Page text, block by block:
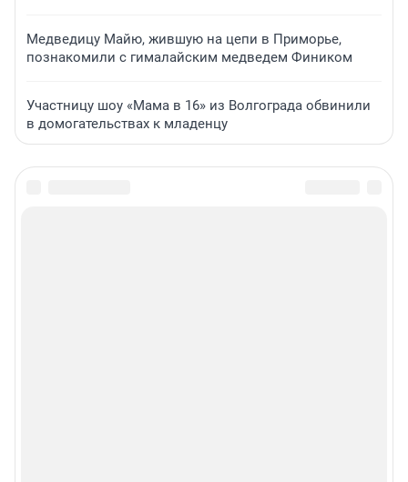
Медведицу Майю, жившую на цепи в Приморье,
познакомили с гималайским медведем Фиником
Участницу шоу «Мама в 16» из Волгограда обвинили
в домогательствах к младенцу